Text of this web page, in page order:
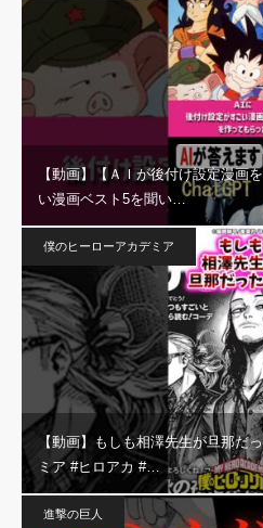
【動画】【ＡＩが後付け設定漫画
い漫画ベスト5を聞い…
僕のヒーローアカデミア
【動画】もしも相澤先生が旦那だ
ミア #ヒロアカ #…
進撃の巨人